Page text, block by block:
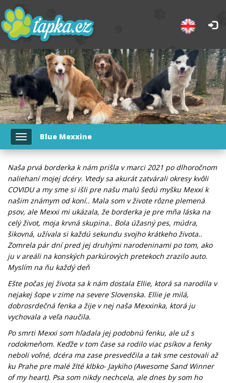
Toggle
navigation
Blue Mexxine
Naša prvá borderka k nám prišla v marci 2021 po dlhoročnom
naliehaní mojej dcéry. Vtedy sa akurát zatvárali okresy kvôli
COVIDU a my sme si išli pre našu malú šedú myšku Mexxi k
našim známym od koní.. Mala som v živote rôzne plemená
psov, ale Mexxi mi ukázala, že borderka je pre mňa láska na
celý život, moja krvná skupina.. Bola úžasný pes, múdra,
šikovná, užívala si každú sekundu svojho krátkeho života..
Zomrela pár dní pred jej druhými narodeninami po tom, ako
ju v areáli na konských parkúrových pretekoch zrazilo auto.
Myslím na ňu každý deň
Ešte počas jej života sa k nám dostala Ellie, ktorá sa narodila v
nejakej šope v zime na severe Slovenska. Ellie je milá,
dobrosrdečná fenka a žije v nej naša Mexxinka, ktorá ju
vychovala a veľa naučila.
Po smrti Mexxi som hľadala jej podobnú fenku, ale už s
rodokmeňom. Keďže v tom čase sa rodilo viac psíkov a fenky
neboli voľné, dcéra ma zase presvedčila a tak sme cestovali až
ku Prahe pre malé žlté klbko- Jaykiho (Awesome Sand Winner
of my heart). Psa som nikdy nechcela, ale dnes by som ho